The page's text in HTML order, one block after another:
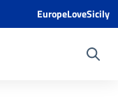
EuropeLoveSicily